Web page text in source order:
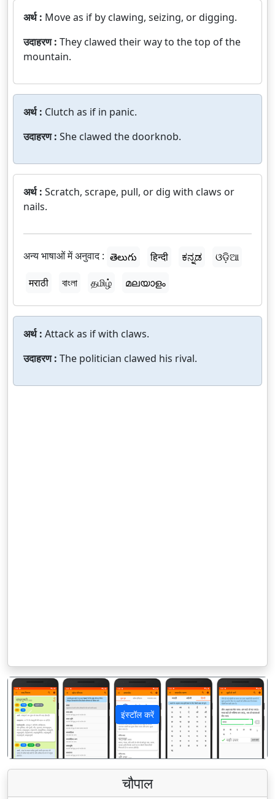
अर्थ : Move as if by clawing, seizing, or digging.
उदाहरण : They clawed their way to the top of the
mountain.
अर्थ : Clutch as if in panic.
उदाहरण : She clawed the doorknob.
अर्थ : Scratch, scrape, pull, or dig with claws or
nails.
अन्य भाषाओं में अनुवाद : తెలుగు हिन्दी ಕನ್ನಡ
ଓଡ଼ିଆ
मराठी
বাংলা தமிழ் മലയാളം
अर्थ : Attack as if with claws.
उदाहरण : The politician clawed his rival.
इंस्टॉल करें
पिछला अगला
चौपाल